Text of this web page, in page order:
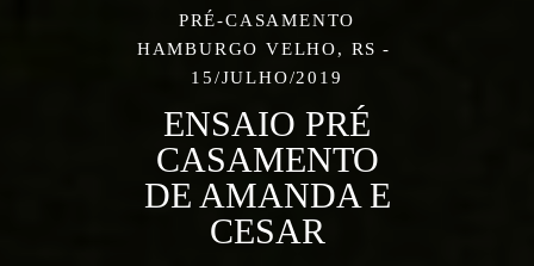
PRÉ-CASAMENTO
HAMBURGO VELHO, RS
15/JULHO/2019
ENSAIO PRÉ
CASAMENTO
DE AMANDA E
CESAR